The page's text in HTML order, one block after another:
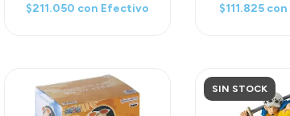
$211.050 con Efectivo $111.825 con
SIN STOCK